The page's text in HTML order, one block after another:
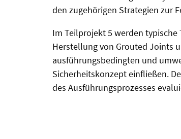
den zugehörigen Strategien zur
Im Teilprojekt 5 werden
Herstellung von Grouted Joints
ausführungsbedingten und
Sicherheitskonzept einfließen.
des Ausführungsprozesses